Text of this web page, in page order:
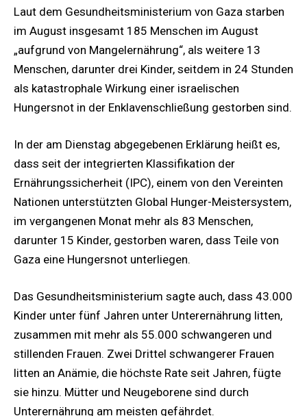
Laut dem Gesundheitsministerium von Gaza starben
im August insgesamt 185 Menschen im August
„aufgrund von Mangelernährung“, als weitere 13
Menschen, darunter drei Kinder, seitdem in 24 Stunden
als katastrophale Wirkung einer israelischen
Hungersnot in der Enklavenschließung gestorben sind.
In der am Dienstag abgegebenen Erklärung heißt es,
dass seit der integrierten Klassifikation der
Ernährungssicherheit (IPC), einem von den Vereinten
Nationen unterstützten Global Hunger-Meistersystem,
im vergangenen Monat mehr als 83 Menschen,
darunter 15 Kinder, gestorben waren, dass Teile von
Gaza eine Hungersnot unterliegen.
Das Gesundheitsministerium sagte auch, dass 43.000
Kinder unter fünf Jahren unter Unterernährung litten,
zusammen mit mehr als 55.000 schwangeren und
stillenden Frauen. Zwei Drittel schwangerer Frauen
litten an Anämie, die höchste Rate seit Jahren, fügte
sie hinzu. Mütter und Neugeborene sind durch
Unterernährung am meisten gefährdet.